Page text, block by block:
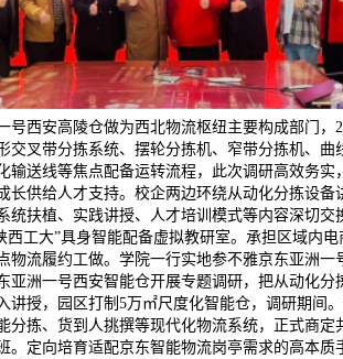
号西安高陵仓做为西北物流枢纽主要构成部门，
交叉带分拣系统、摆轮分拣机、窄带分拣机、曲
输送线等焦点配备运转流程，此次调研高效务实
长供给人才支持。校企两边环绕从动化分拣设备
统扶植、实践讲授、人才培训模式等内容深切交
西工大”具身智能配备虚拟教研室。承担区域内电
物流履约工做。学院一行实地参不雅京东亚洲一
亚洲一号西安智能仓开展专题调研，把从动化分
讲授，园区打制5万㎡尺度化智能仓，调研期间
分拣、货到人挑撰等现代化物流系统，正式商定
。定向培育适配京东智能物流岗亭需求的高本质